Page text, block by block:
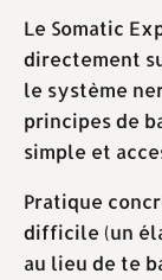
Le Somatic
directement
le système
principes de
simple et
Pratique
difficile (un
au lieu de te